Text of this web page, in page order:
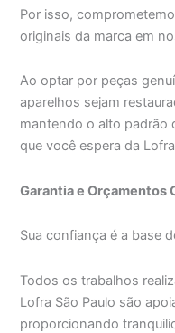
Por isso,
originais da marca em
Ao optar por peças
aparelhos sejam
mantendo o alto padrão
que você espera da
Garantia e Orçamentos
Sua confiança é a base
Todos os trabalhos
Lofra São Paulo são
proporcionando